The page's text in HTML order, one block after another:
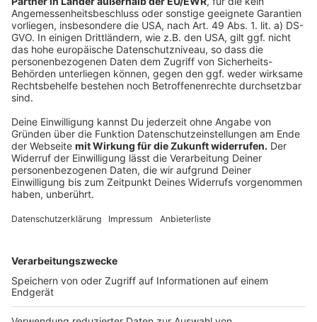
Das meldet die Stadt
Signal for Help rettet Mädchen am Hbf
Girls’Day 2026 in Düsseldorf
Anzeige
Folge uns für mehr News & Updates:
Anzeige